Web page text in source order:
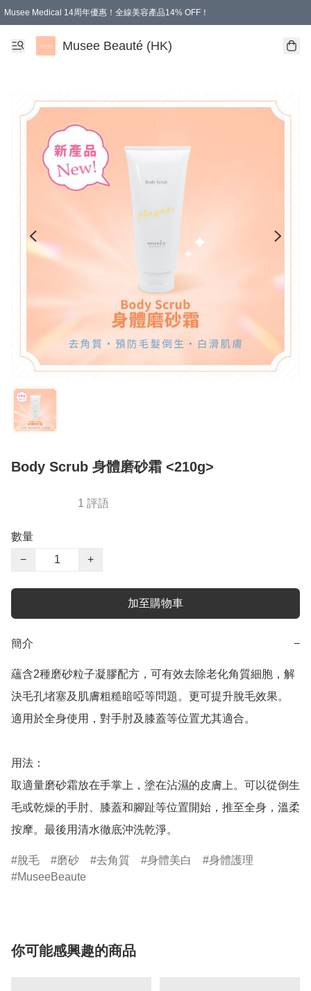
Musee Medical 14周年優惠！全線美容產品14% OFF！
凡購物滿HKD 500.00即享運費減免優惠
Musee Beauté (HK)
Body Scrub 身體磨砂霜 <210g>
1 評語
數量
−
+
加至購物車
簡介 −
蘊含2種磨砂粒子凝膠配方，可有效去除老化角質細胞，解
決毛孔堵塞及肌膚粗糙暗啞等問題。更可提升脫毛效果。
適用於全身使用，對手肘及膝蓋等位置尤其適合。
用法：
取適量磨砂霜放在手掌上，塗在沾濕的皮膚上。可以從倒生
毛或乾燥的手肘、膝蓋和腳趾等位置開始，推至全身，溫柔
按摩。最後用清水徹底沖洗乾淨。
脫毛 磨砂 去角質 身體美白
身體護理
MuseeBeaute
你可能感興趣的商品